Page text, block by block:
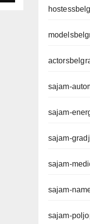
sajam-
sajam-
sajam-
sajam-
sajam-
sajam-